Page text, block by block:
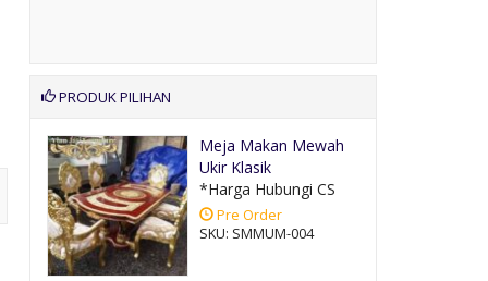
PRODUK PILIHAN
Lemari Pakaian
Mewah Pintu 8
*Harga Hubungi CS
Pre Order
SKU: LM-058